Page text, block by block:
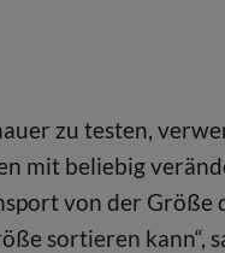
zu testen,
mit beliebig
von der
sortieren kann“,